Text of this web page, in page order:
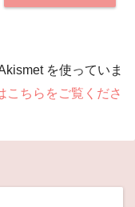
を使っていま
こちらをご覧くださ